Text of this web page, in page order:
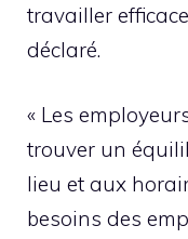
travailler
déclaré.
« Les
trouver un
lieu et aux
besoins des